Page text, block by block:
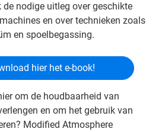
nodige uitleg over geschikte
en over technieken zoals
en spoelbegassing.
hier het e-book!
om de houdbaarheid van
en om het gebruik van
Modified Atmosphere